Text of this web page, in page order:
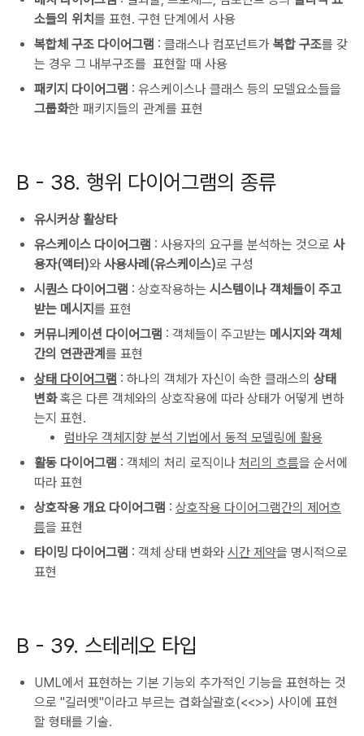
소들의 위치를 표현. 구현 단계에서 사용
복합체 구조 다이어그램 : 클래스나 컴포넌트가 복합 구조를 갖
는 경우 그 내부구조를 표현할 때 사용
패키지 다이어그램 : 유스케이스나 클래스 등의 모델요소들을
그룹화한 패키지들의 관계를 표현
B - 38. 행위 다이어그램의 종류
유시커상 활상타
유스케이스 다이어그램 : 사용자의 요구를 분석하는 것으로 사
용자(액터)와 사용사례(유스케이스)로 구성
시퀀스 다이어그램 : 상호작용하는 시스템이나 객체들이 주고
받는 메시지 를 표현
커뮤니케이션 다이어그램 : 객체들이 주고받는 메시지와 객체
간의 연관관계 를 표현
상태 다이어그램 : 하나의 객체가 자신이 속한 클래스의 상태
변화혹은 다른 객체와의 상호작용에 따라 상태가 어떻게 변하
는지 표현.
럼바우 객체지향 분석 기법에서 동적 모델링에 활용
활동 다이어그램 : 객체의 처리 로직이나 처리의 흐름을 순서에
따라 표현
상호작용 개요 다이어그램 : 상호작용 다이어그램간의 제어흐
름을 표현
타이밍 다이어그램 : 객체 상태 변화와 시간 제약을 명시적으로
표현
B - 39. 스테레오 타입
UML에서 표현하는 기본 기능외 추가적인 기능을 표현하는 것
으로 "길러멧"이라고 부르는 겹화살괄호(<<>>) 사이에 표현
할 형태를 기술.